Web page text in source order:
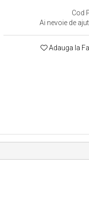
Cod
Ai nevoie de
Adauga la